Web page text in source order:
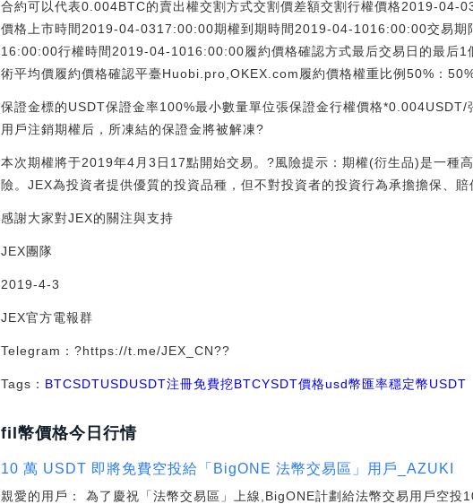
合約可以代表0.004BTC的賣出權交割方式交割價差額交割行權價格2019-04-
價格上市時間2019-04-0317:00:00期權到期時間2019-04-1016:00:00交易
16:00:00行權時間2019-04-1016:00:00履約價格確認方式最后交易日的最后1
術平均價履約價格確認平臺Huobi.pro,OKEX.com履約價格權重比例50%：
保證金標的USDT保證金率100%最小數量單位張保證金行權價格
用戶注銷期權后，所凍結的保證金將被解凍?
本次期權將于2019年4月3日17點開始交易。?風險提示：期權(衍生品)是一種
險。JEX為投資者提供優質的投資品種，但不對投資者的投資行為承擔擔保、賠
感謝大家對JEX的關注與支持
JEX團隊
2019-4-3
JEX官方電報群
Telegram：?https://t.me/JEX_CN??
Tags： BTCSDTUSDUSDT注冊免費挖BTCYSDT價格usd幣匯率穩定幣USDT
fil幣價格今日行情
10 萬 USDT 即將免費空投給「BigONE 法幣交易區」用戶_AZUKI
親愛的用戶： 為了慶祝「法幣交易區」上線,BigONE計劃給法幣交易用戶空投